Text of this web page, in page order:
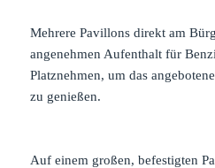
Mehrere Pavillons direkt am
angenehmen Aufenthalt für
Platznehmen, um das
zu genießen.
Auf einem großen, befestigten